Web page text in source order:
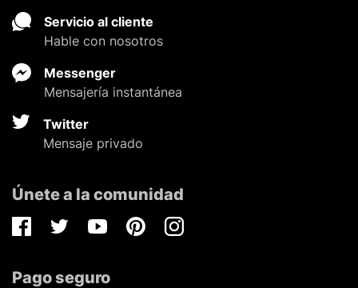
Servicio al cliente
Hable con nosotros
Messenger
Mensajería instantánea
Twitter
Mensaje privado
Únete a la comunidad
FacebookTwitterYoutubePinterestInstagram
Pago seguro